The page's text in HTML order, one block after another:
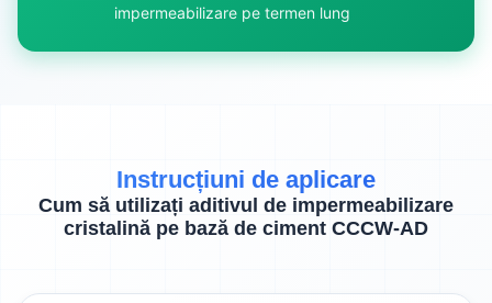
impermeabilizare pe termen lung
Instrucțiuni de aplicare
Cum să utilizați aditivul de impermeabilizare
cristalină pe bază de ciment CCCW-AD